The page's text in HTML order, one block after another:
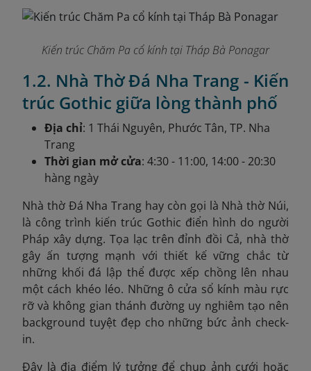
Kiến trúc Chăm Pa cổ kính tại Tháp Bà Ponagar
1.2. Nhà Thờ Đá Nha Trang - Kiến
trúc Gothic giữa lòng thành phố
Địa chỉ: 1 Thái Nguyên, Phước Tân, TP. Nha
Trang
Thời gian mở cửa: 4:30 - 11:00, 14:00 - 20:30
hàng ngày
Nhà thờ Đá Nha Trang hay còn gọi là Nhà thờ Núi,
là công trình kiến trúc Gothic điển hình do người
Pháp xây dựng. Tọa lạc trên đỉnh đồi Cả, nhà thờ
gây ấn tượng mạnh với thiết kế vững chắc từ
những khối đá lập thể được xếp chồng lên nhau
một cách khéo léo. Những ô cửa sổ kính màu rực
rỡ và không gian thánh đường uy nghiêm tạo nên
background tuyệt đẹp cho những bức ảnh check-
in.
Đây là địa điểm lý tưởng để chụp ảnh cưới hoặc